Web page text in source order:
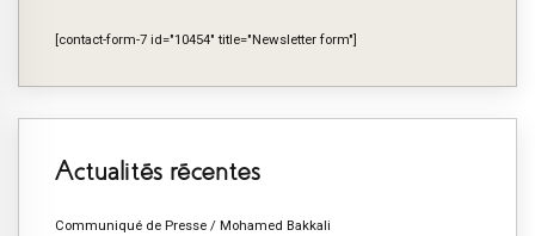
[contact-form-7 id="10454" title="Newsletter form"]
Actualités récentes
Communiqué de Presse / Mohamed Bakkali